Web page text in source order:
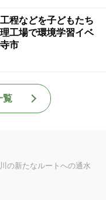
程などを子どもたち
工場で環境学習イベ
市
覧
の新たなルートへの通水